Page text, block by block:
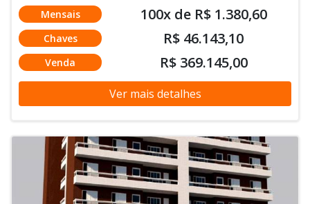
Mensais 100x de R$ 1.380,60
Chaves R$ 46.143,10
Venda R$ 369.145,00
Ver mais detalhes